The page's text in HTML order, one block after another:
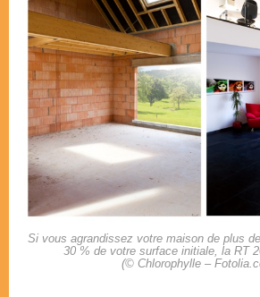
Si vous agrandissez votre maison de plus
30 % de votre surface initiale, la RT
(© Chlorophylle –